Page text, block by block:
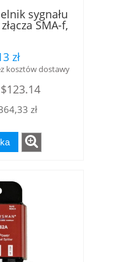
sygnału
SMA-f,
wewnętrzny
zł
kosztów dostawy
$123.14
zł